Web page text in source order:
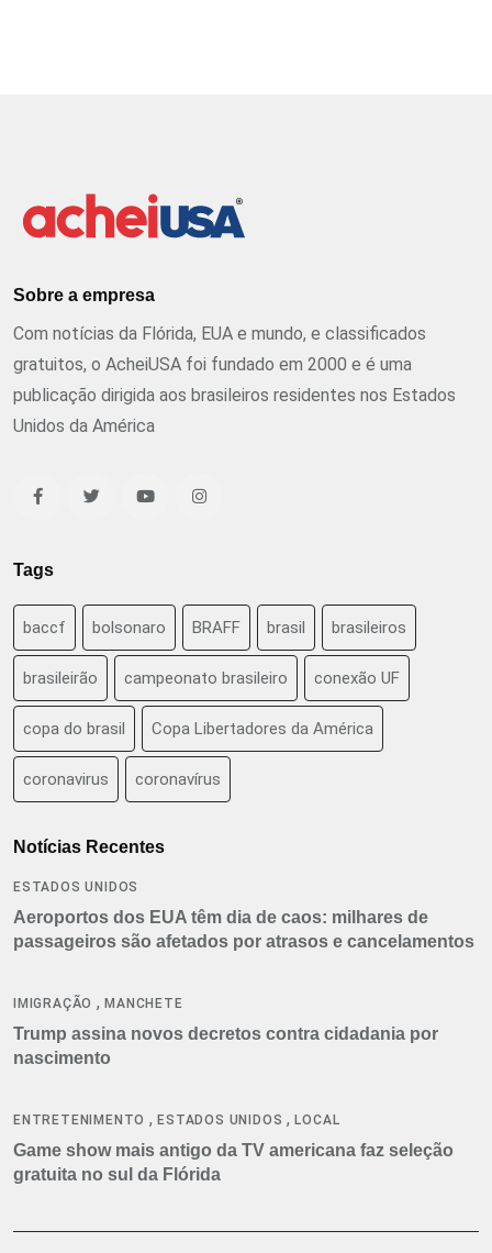
Sobre a empresa
Com notícias da Flórida, EUA e mundo, e classificados
gratuitos, o AcheiUSA foi fundado em 2000 e é uma
publicação dirigida aos brasileiros residentes nos Estados
Unidos da América
Tags
baccf bolsonaro BRAFF brasil brasileiros
brasileirão campeonato brasileiro conexão UF
copa do brasil Copa Libertadores da América
coronavirus coronavírus
Notícias Recentes
ESTADOS UNIDOS
Aeroportos dos EUA têm dia de caos: milhares de
passageiros são afetados por atrasos e cancelamentos
IMIGRAÇÃO ,MANCHETE
Trump assina novos decretos contra cidadania por
nascimento
ENTRETENIMENTO ,ESTADOS UNIDOS ,LOCAL
Game show mais antigo da TV americana faz seleção
gratuita no sul da Flórida